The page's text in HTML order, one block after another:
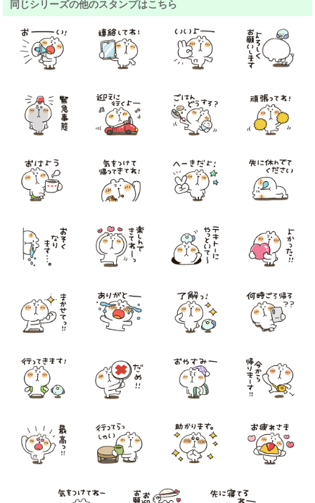
同じシリーズの他のスタンプはこちら